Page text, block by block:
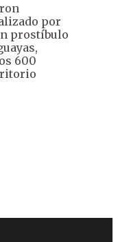
por
prostíbulo
600